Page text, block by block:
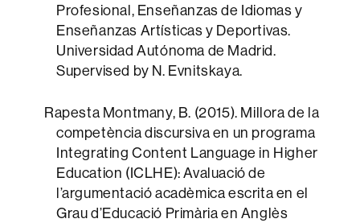
Profesional, Enseñanzas de Idiomas y
Enseñanzas Artísticas y Deportivas.
Universidad Autónoma de Madrid.
Supervised by N. Evnitskaya.
Rapesta Montmany, B. (2015). Millora de la
competència discursiva en un programa
Integrating Content Language in Higher
Education (ICLHE): Avaluació de
l’argumentació acadèmica escrita en el
Grau d’Educació Primària en Anglès